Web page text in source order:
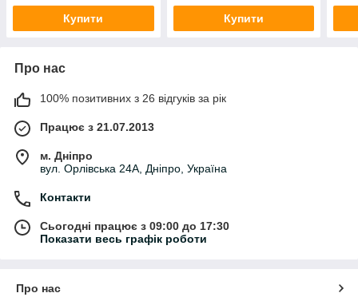
Купити Купити
Про нас
100% позитивних з 26 відгуків за рік
Працює з 21.07.2013
м. Дніпро
вул. Орлівська 24А, Дніпро, Україна
Контакти
Сьогодні працює з 09:00 до 17:30
Показати весь графік роботи
Про нас